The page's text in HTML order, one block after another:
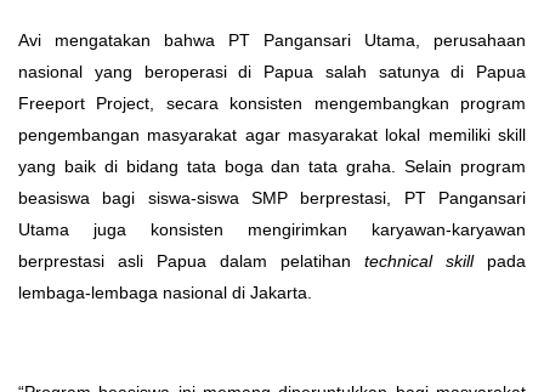
Avi mengatakan bahwa PT Pangansari Utama, perusahaan
nasional yang beroperasi di Papua salah satunya di Papua
Freeport Project, secara konsisten mengembangkan program
pengembangan masyarakat agar masyarakat lokal memiliki skill
yang baik di bidang tata boga dan tata graha. Selain program
beasiswa bagi siswa-siswa SMP berprestasi, PT Pangansari
Utama juga konsisten mengirimkan karyawan-karyawan
berprestasi asli Papua dalam pelatihan technical skillpada
lembaga-lembaga nasional di Jakarta.